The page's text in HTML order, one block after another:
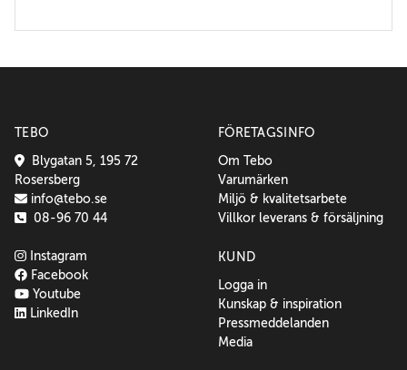
TEBO
Blygatan 5, 195 72
Rosersberg
info@tebo.se
08-96 70 44
Instagram
Facebook
Youtube
LinkedIn
FÖRETAGSINFO
Om Tebo
Varumärken
Miljö & kvalitetsarbete
Villkor leverans & försäljning
KUND
Logga in
Kunskap & inspiration
Pressmeddelanden
Media